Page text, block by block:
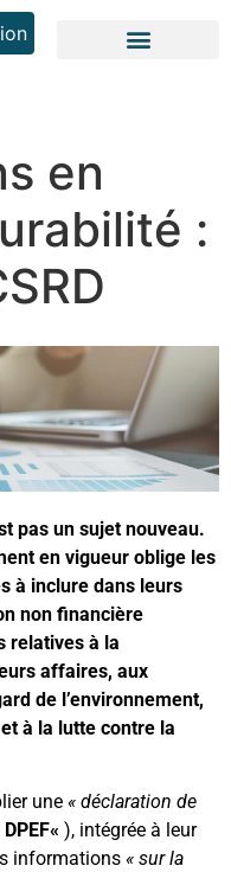
en
:
pas un sujet nouveau.
en vigueur oblige les
à inclure dans leurs
non financière
relatives à la
affaires, aux
de l’environnement,
à la lutte contre la
une « déclaration de
DPEF« ), intégrée à leur
informations « sur la